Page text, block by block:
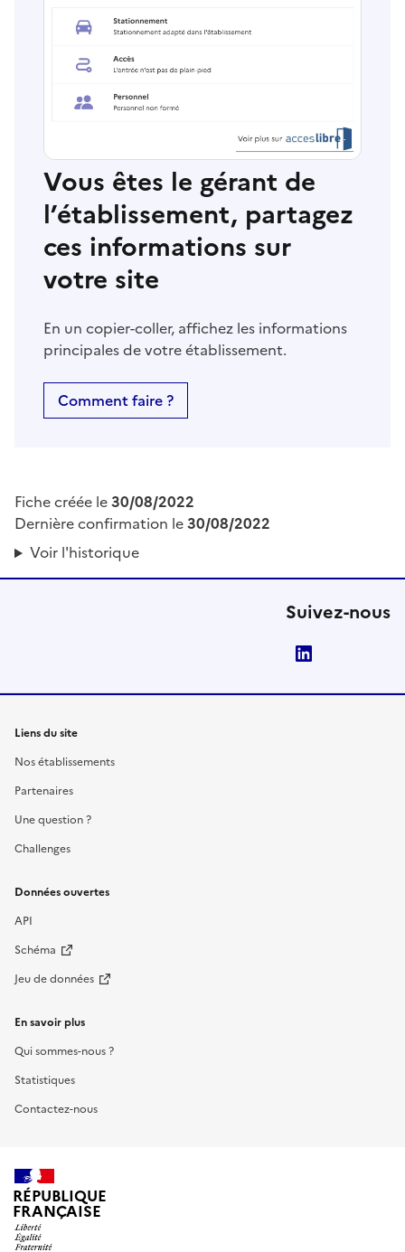
Vous êtes le gérant de
l’établissement, partagez
ces informations sur
votre site
En un copier-coller, affichez les informations
principales de votre établissement.
Comment faire ?
Fiche créée le30/08/2022
Dernière confirmation le30/08/2022
Voir l'historique
Suivez-nous
Liens du site
Nos établissements
Partenaires
Une question ?
Challenges
Données ouvertes
API
Schéma
Jeu de données
En savoir plus
Qui sommes-nous ?
Statistiques
Contactez-nous
RÉPUBLIQUE
FRANÇAISE